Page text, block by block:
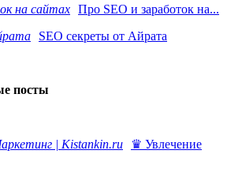
Про SEO и заработок на...
SEO секреты от Айрата
посты
♛ Увлечение